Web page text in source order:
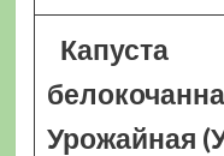
Капуста
Урожайная